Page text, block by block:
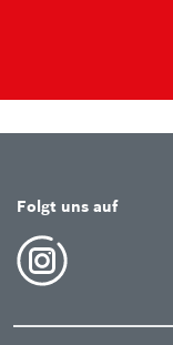
Folgt uns auf